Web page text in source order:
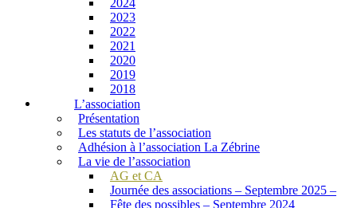
2023
2022
2021
2020
2019
2018
L’association
Présentation
Les statuts de l’association
Adhésion à l’association La Zébrine
La vie de l’association
AG et CA
Journée des associations – Septembre 2025 –
Fête des possibles – Septembre 2024